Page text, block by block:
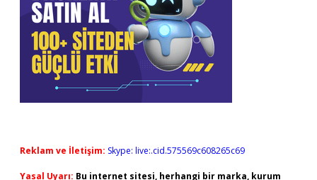
Reklam ve İletişim: Skype: live:.cid.575569c608265c69
Yasal Uyarı: Bu internet sitesi, herhangi bir marka, kurum